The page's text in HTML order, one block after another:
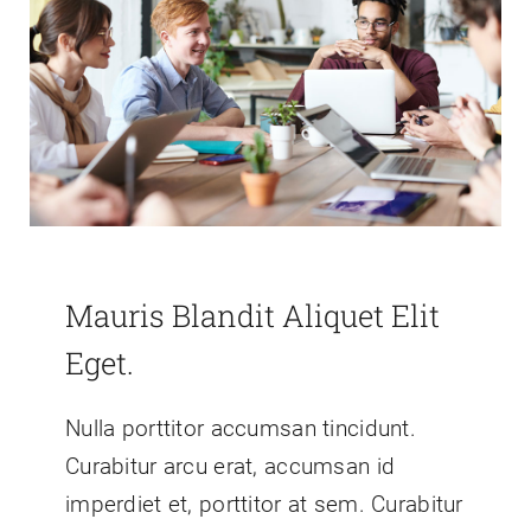
Mauris Blandit Aliquet Elit
Eget.
Nulla porttitor accumsan tincidunt.
Curabitur arcu erat, accumsan id
imperdiet et, porttitor at sem. Curabitur